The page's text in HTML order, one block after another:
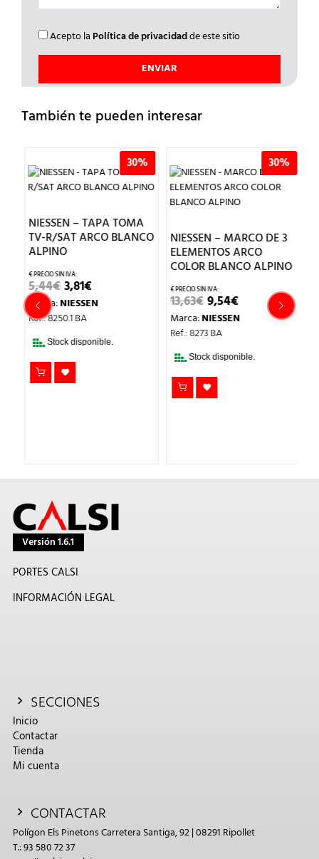
Acepto la Política de privacidadde este sitio
También te pueden interesar
30%
NIESSEN – TAPA TOMA
TV-R/SAT ARCO BLANCO
ALPINO
5,44€EL
PRECIO
ORIGINAL
ERA:
3,81€EL
PRECIO
ACTUAL
Marca:NIESSEN
Ref.: 8250.1 BA
Stock disponible.
30%
NIESSEN – MARCO DE 3
ELEMENTOS ARCO
COLOR BLANCO ALPINO
13,63€EL
PRECIO
ORIGINAL
ERA:
9,54€EL
PRECIO
ACTUAL
Marca:NIESSEN
Ref.: 8273 BA
Stock disponible.
Versión 1.6.1
PORTES CALSI
INFORMACIÓN LEGAL
SECCIONES
Inicio
Contactar
Tienda
Mi cuenta
CONTACTAR
Polígon Els Pinetons Carretera Santiga, 92 | 08291 Ripollet
T.: 93 580 72 37